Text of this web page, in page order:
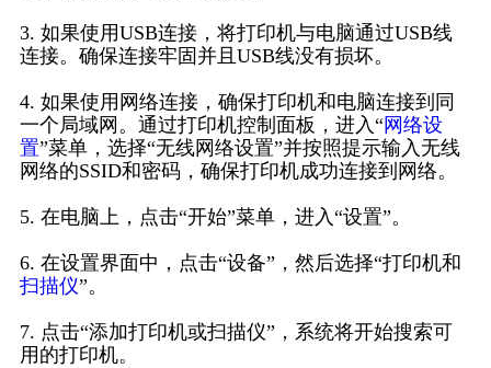
3. 如果使用USB连接，将打印机与电脑通过USB线
连接。确保连接牢固并且USB线没有损坏。
4. 如果使用网络连接，确保打印机和电脑连接到同
一个局域网。通过打印机控制面板，进入“网络设
置”菜单，选择“无线网络设置”并按照提示输入无线
网络的SSID和密码，确保打印机成功连接到网络。
5. 在电脑上，点击“开始”菜单，进入“设置”。
6. 在设置界面中，点击“设备”，然后选择“打印机和
扫描仪”。
7. 点击“添加打印机或扫描仪”，系统将开始搜索可
用的打印机。